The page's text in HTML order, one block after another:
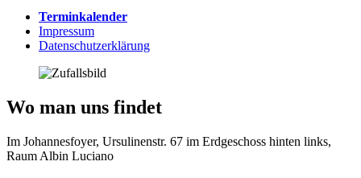
Terminkalender
Impressum
Datenschutzerklärung
Wo man uns findet
Im Johannesfoyer, Ursulinenstr. 67 im Erdgeschoss hinten links,
Raum Albin Luciano